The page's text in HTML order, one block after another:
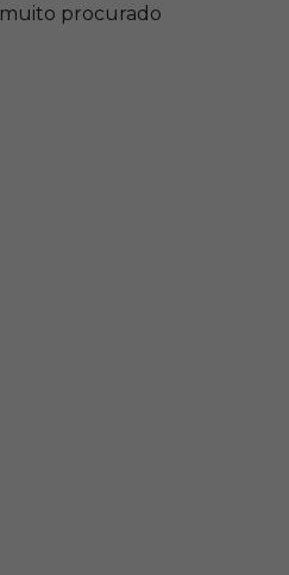
procurado